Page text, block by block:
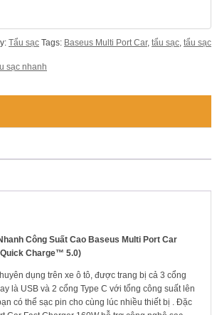
Tẩu sạc Tags: Baseus Multi Port Car, tẩu sạc, tẩu sạc
sạc nhanh
Công Suất Cao Baseus Multi Port Car
Charge™ 5.0)
dụng trên xe ô tô, được trang bị cả 3 cổng
là USB và 2 cổng Type C với tổng công suất lên
có thể sạc pin cho cùng lúc nhiều thiết bị . Đặc